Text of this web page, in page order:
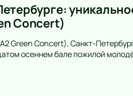
Concert)
Green Concert), Санкт-
осеннем бале пожилой